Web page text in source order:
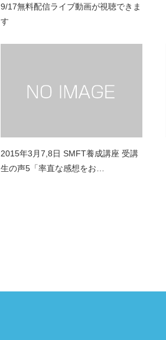
9/17無料配信ライブ動画が視聴できま
す
2015年3月7,8日 SMFT養成講座 受講
生の声5「率直な感想をお…